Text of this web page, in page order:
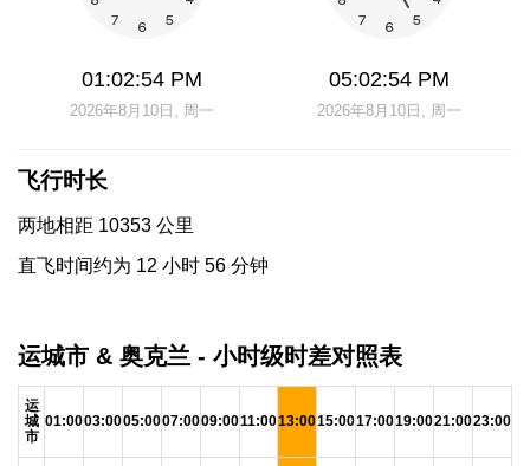
01:02:54 PM
2026年8月10日, 周一
05:02:54 PM
2026年8月10日, 周一
飞行时长
两地相距 10353 公里
直飞时间约为 12 小时 56 分钟
运城市 & 奥克兰 - 小时级时差对照表
运
城
市
01:0003:0005:0007:0009:0011:0013:0015:0017:0019:0021:0023:00